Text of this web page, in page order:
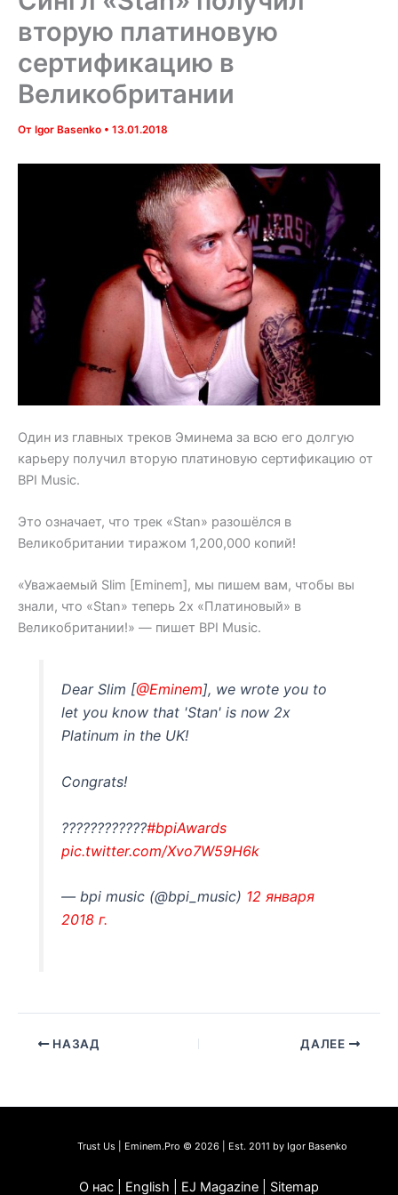
вторую платиновую
сертификацию в
Великобритании
От Igor Basenko • 13.01.2018
Один из главных треков Эминема за всю его долгую
карьеру получил вторую платиновую сертификацию от
BPI Music.
Это означает, что трек «Stan» разошёлся в
Великобритании тиражом 1,200,000 копий!
«Уважаемый Slim [Eminem], мы пишем вам, чтобы вы
знали, что «Stan» теперь 2x «Платиновый» в
Великобритании!» — пишет BPI Music.
Dear Slim [@Eminem], we wrote you to
let you know that 'Stan' is now 2x
Platinum in the UK!
Congrats!
????????????#bpiAwards
pic.twitter.com/Xvo7W59H6k
— bpi music (@bpi_music) 12 января
2018 г.
НАЗАД ДАЛЕЕ
Trust Us | Eminem.Pro © 2026 | Est. 2011 by Igor Basenko
О нас | English | EJ Magazine | Sitemap